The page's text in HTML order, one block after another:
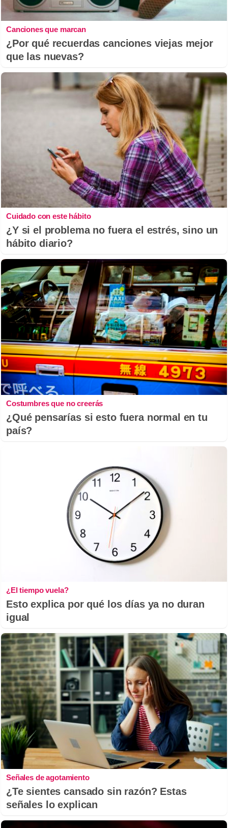
Canciones que marcan
¿Por qué recuerdas canciones viejas mejor
que las nuevas?
Cuidado con este hábito
¿Y si el problema no fuera el estrés, sino un
hábito diario?
Costumbres que no creerás
¿Qué pensarías si esto fuera normal en tu
país?
¿El tiempo vuela?
Esto explica por qué los días ya no duran
igual
Señales de agotamiento
¿Te sientes cansado sin razón? Estas
señales lo explican